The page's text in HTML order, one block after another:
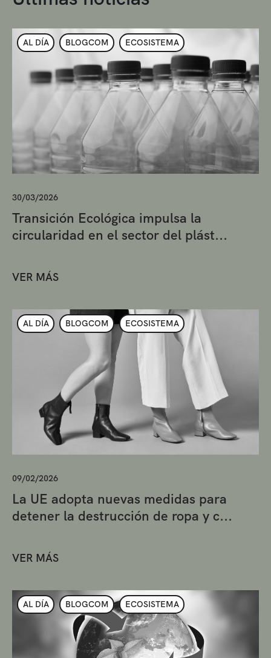
AL DÍA BLOGCOM ECOSISTEMA
30/03/2026
Transición Ecológica impulsa la
circularidad en el sector del plást...
VER MÁS
AL DÍA BLOGCOM ECOSISTEMA
09/02/2026
La UE adopta nuevas medidas para
detener la destrucción de ropa y c...
VER MÁS
AL DÍA BLOGCOM ECOSISTEMA